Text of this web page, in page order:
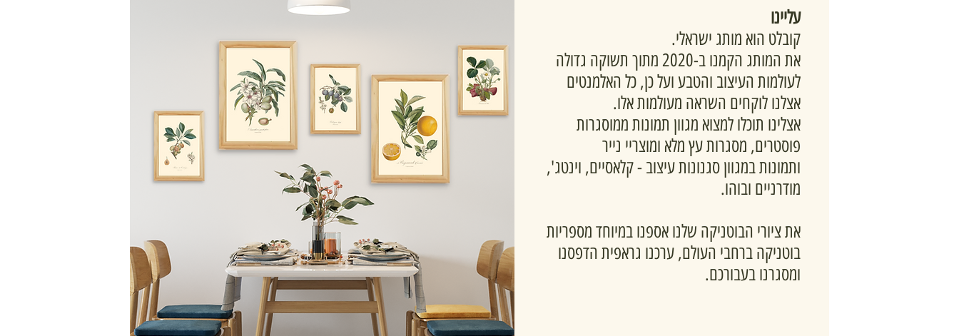
עליינו
קובלט הוא מותג ישראלי.
את המותג הקמנו ב-2020 מתוך תשוקה גדולה
לעולמות העיצוב והטבע ועל כן, כל האלמנטים
אצלנו לוקחים השראה מעולמות אלו.
אצלינו תוכלו למצוא מגוון תמונות ממוסגרות
פוסטרים, מסגרות עץ מלא ומוצריי נייר
ותמונות במגוון סגנונות עיצוב - קלאסיים, וינטג',
מודרניים ובוהו.
את ציורי הבוטניקה שלנו אספנו במיוחד מספריות
בוטניקה ברחבי העולם, ערכנו גראפית הדפסנו
ומסגרנו בעבורכם.